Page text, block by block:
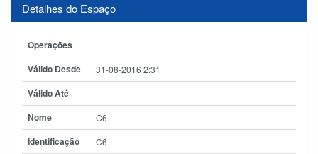
Detalhes do Espaço
Operações
Válido Desde
31-08-2016 2:31
Válido Até
Nome
C6
Identificação C6